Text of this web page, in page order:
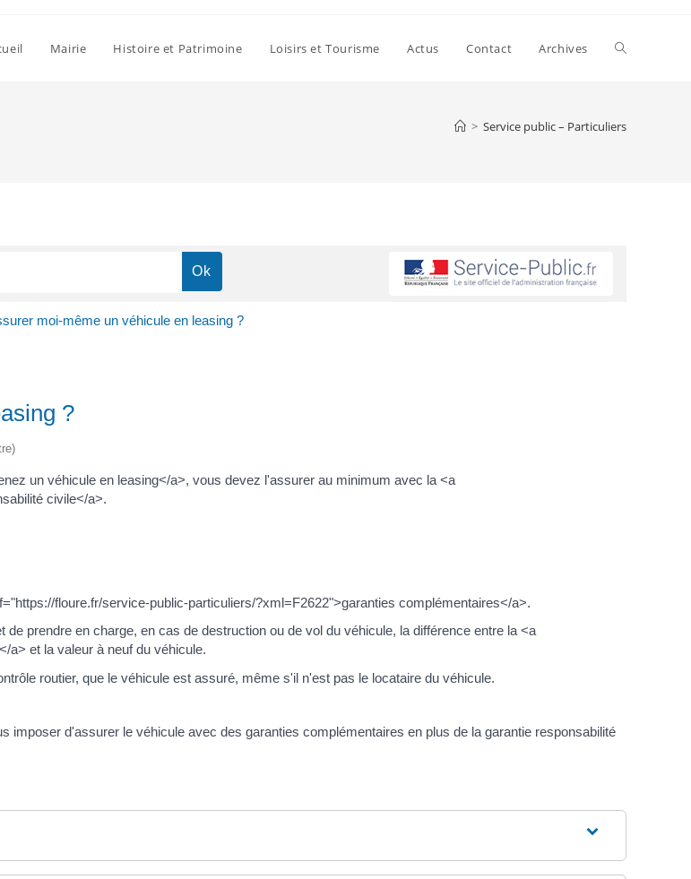
Mairie Histoire et Patrimoine Loisirs et Tourisme Actus Contact Archives
> Service public – Particuliers
moi-même un véhicule en leasing ?
?
un véhicule en leasing</a>, vous devez l'assurer au minimum avec la <a
civile</a>.
floure.fr/service-public-particuliers/?xml=F2622">garanties complémentaires</a>.
prendre en charge, en cas de destruction ou de vol du véhicule, la différence entre la <a
a> et la valeur à neuf du véhicule.
routier, que le véhicule est assuré, même s'il n'est pas le locataire du véhicule.
imposer d'assurer le véhicule avec des garanties complémentaires en plus de la garantie responsabilité